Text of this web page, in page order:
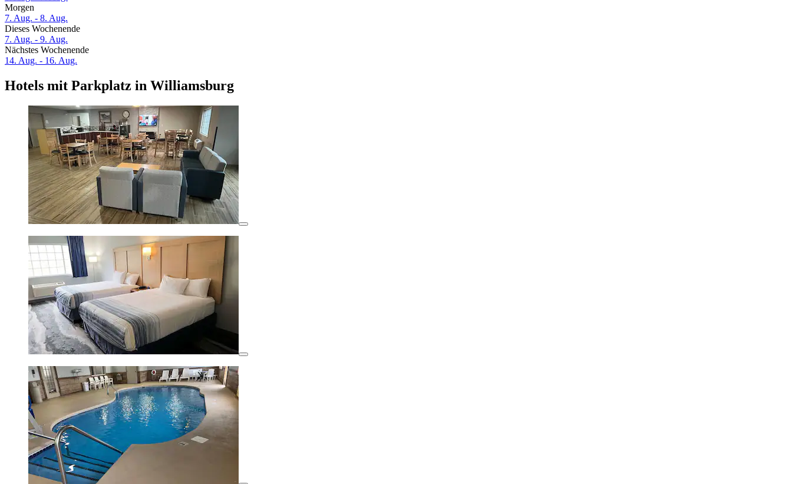
Morgen
7. Aug. - 8. Aug.
Dieses Wochenende
7. Aug. - 9. Aug.
Nächstes Wochenende
14. Aug. - 16. Aug.
Hotels mit Parkplatz in Williamsburg